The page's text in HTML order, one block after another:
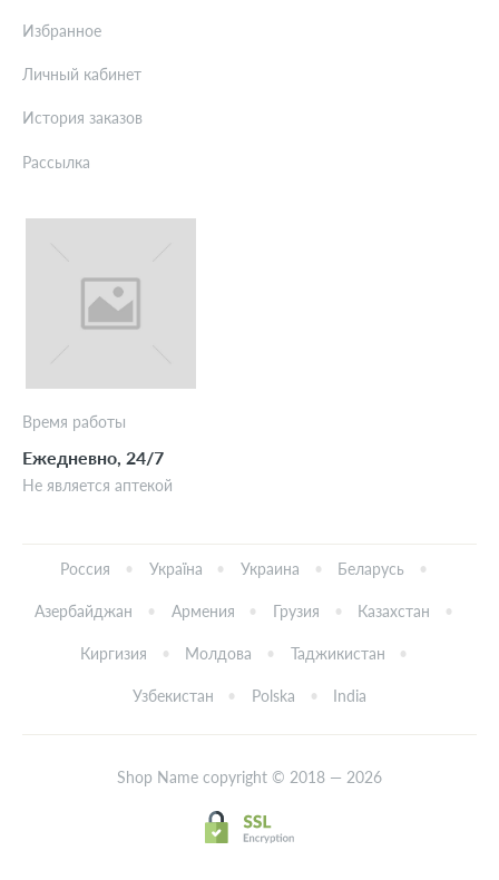
Время работы
Ежедневно, 24/7
Не является аптекой
Избранное
Личный кабинет
История заказов
Рассылка
Россия Україна Украина Беларусь
Азербайджан Армения Грузия Казахстан
Киргизия Молдова Таджикистан
Узбекистан Polska India
Shop Name copyright © 2018 — 2026